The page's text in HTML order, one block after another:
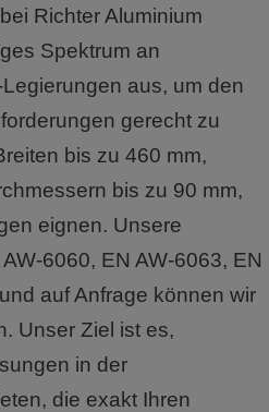
Richter Aluminium
Spektrum an
aus, um den
gerecht zu
bis zu 460 mm,
bis zu 90 mm,
eignen. Unsere
6060, EN AW-6063, EN
auf Anfrage können wir
Unser Ziel ist es,
in der
die exakt Ihren